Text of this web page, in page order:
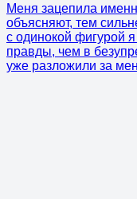
Меня зацепила
объясняют, тем
с одинокой фигурой
правды, чем в
уже разложили за